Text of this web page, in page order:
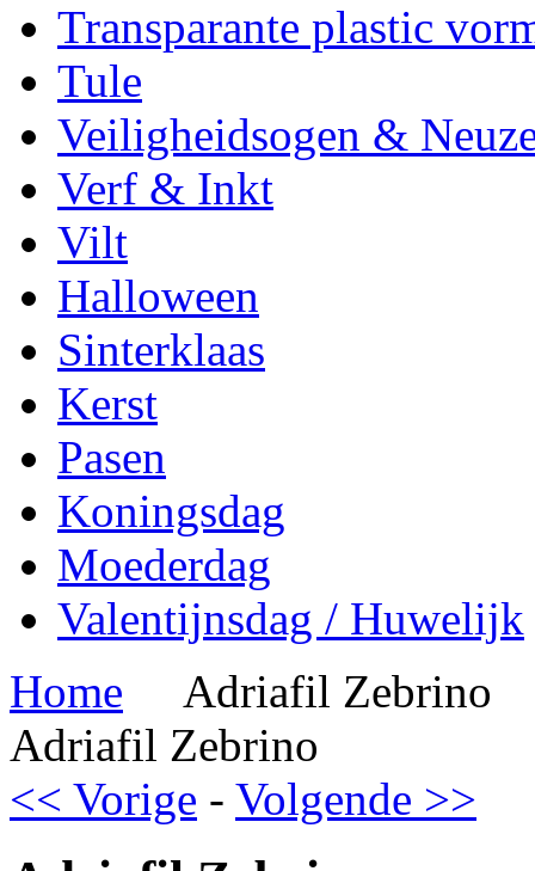
Transparante plastic
Tule
Veiligheidsogen &
Verf & Inkt
Vilt
Halloween
Sinterklaas
Kerst
Pasen
Koningsdag
Moederdag
Valentijnsdag / Huwelijk
Home
Adriafil Zebrino
Adriafil Zebrino
<< Vorige - Volgende >>